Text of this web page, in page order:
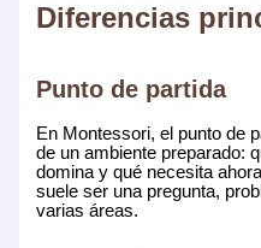
Diferencias
Punto de partida
En Montessori, el punto de
de un ambiente preparado:
domina y qué necesita
suele ser una pregunta,
varias áreas.